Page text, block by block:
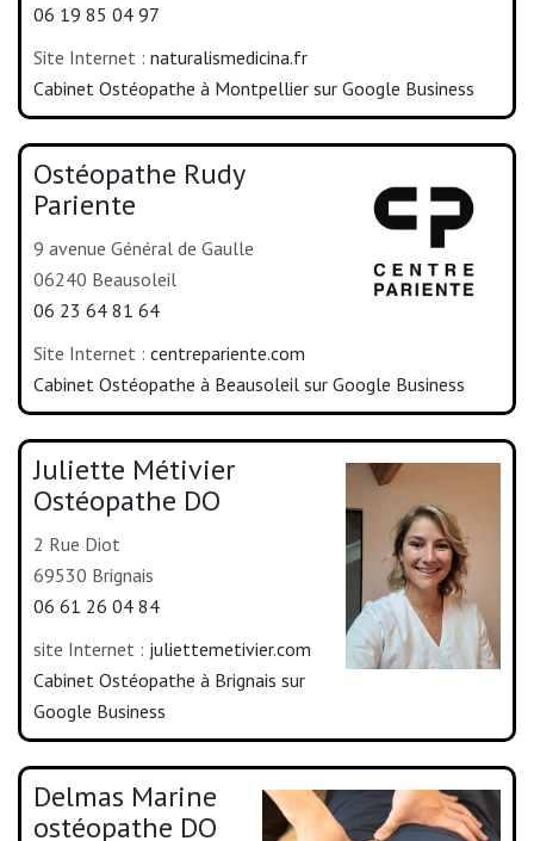
06 19 85 04 97
Site Internet : naturalismedicina.fr
Cabinet Ostéopathe à Montpellier sur Google Business
Ostéopathe Rudy
Pariente
9 avenue Général de Gaulle
06240 Beausoleil
06 23 64 81 64
Site Internet : centrepariente.com
Cabinet Ostéopathe à Beausoleil sur Google Business
Juliette Métivier
Ostéopathe DO
2 Rue Diot
69530 Brignais
06 61 26 04 84
site Internet : juliettemetivier.com
Cabinet Ostéopathe à Brignais sur
Google Business
Delmas Marine
ostéopathe DO